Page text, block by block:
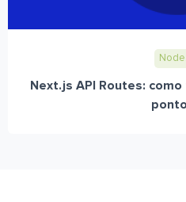
Next.js API Routes: